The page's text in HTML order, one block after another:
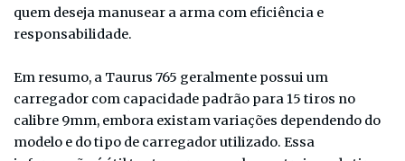
quem deseja manusear a arma com eficiência e
responsabilidade.
Em resumo, a Taurus 765 geralmente possui um
carregador com capacidade padrão para 15 tiros no
calibre 9mm, embora existam variações dependendo do
modelo e do tipo de carregador utilizado. Essa